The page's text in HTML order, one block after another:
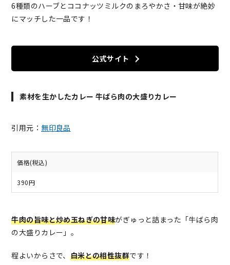
6種類のハーブとココナッツミルクのまろやかさ・甘味が絶妙
にマッチした一品です！
公式サイト
素材を生かしたカレー 牛ばら肉の大盛りカレー
引用元： 無印良品
価格(税込)
390円
牛肉の旨味と炒め玉ねぎの甘味がぎゅっと詰まった「牛ばら肉
の大盛りカレー」。
程よいからさで、 白米との相性抜群です！